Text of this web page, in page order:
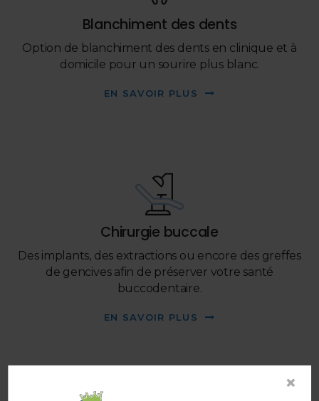
Blanchiment des dents
Option de blanchiment des dents en clinique et à
domicile pour un sourire plus blanc.
EN SAVOIR PLUS
Chirurgie buccale
Des implants, des extractions ou encore des greffes
de gencives afin de préserver votre santé
buccodentaire.
EN SAVOIR PLUS
×